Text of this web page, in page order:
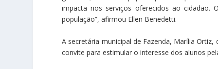
impacta nos serviços oferecidos ao cidadão.
população”, afirmou Ellen Benedetti.
A secretária municipal de Fazenda, Marília
convite para estimular o interesse dos alunos